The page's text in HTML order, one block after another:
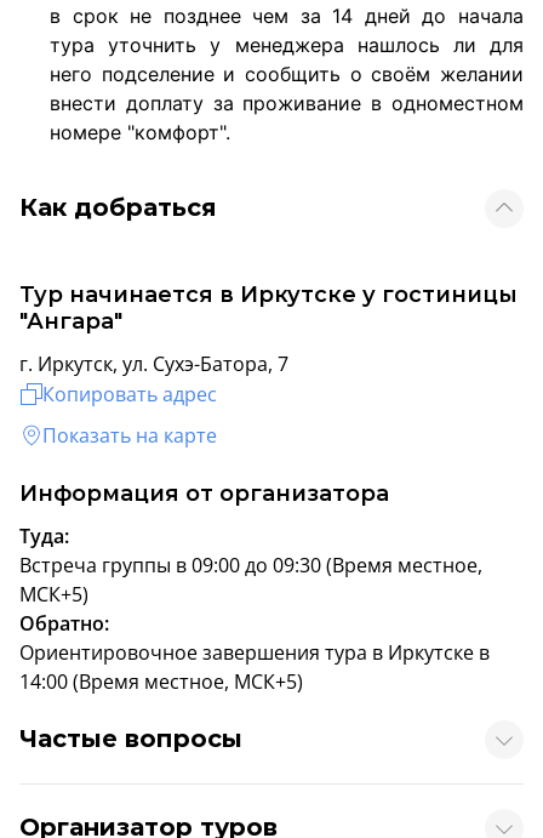
в срок не позднее чем за 14 дней до начала
тура уточнить у менеджера нашлось ли для
него подселение и сообщить о своём желании
внести доплату за проживание в одноместном
номере "комфорт".
Как добраться
Тур начинается в Иркутске у гостиницы
"Ангара"
г. Иркутск, ул. Сухэ-Батора, 7
Копировать адрес
Показать на карте
Информация от организатора
Туда:
Встреча группы в 09:00 до 09:30 (Время местное,
МСК+5)
Обратно:
Ориентировочное завершения тура в Иркутске в
14:00 (Время местное, МСК+5)
Частые вопросы
Организатор туров